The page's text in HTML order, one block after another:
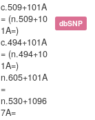
c.509+101A
= (n.509+10
1A=)
c.494+101A
= (n.494+10
1A=)
n.605+101A
=
n.530+1096
7A=
dbSNP